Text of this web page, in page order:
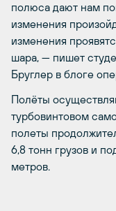
полюса дают нам
изменения
изменения
шара, — пишет
Бруглер в блоге
Полёты
турбовинтовом
полеты
6,8 тонн грузов и
метров.